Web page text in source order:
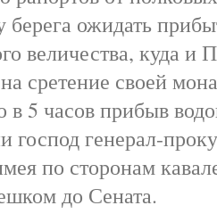
берега ожидать
величества, куда и
сретение своей
в 5 часов прибыв
господ генерал-
по сторонам
до Сената.